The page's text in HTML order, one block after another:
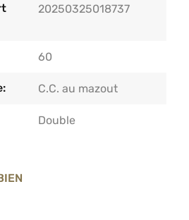
20250325018737
60
C.C. au mazout
Double